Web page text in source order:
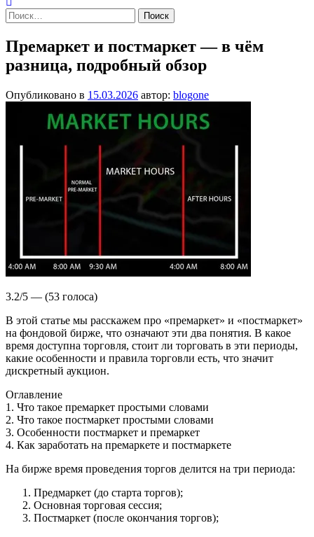
Найти:
Премаркет и постмаркет — в чём
разница, подробный обзор
Опубликовано в 15.03.2026 автор: blogone
3.2/5 — (53 голоса)
В этой статье мы расскажем про «премаркет» и «постмаркет»
на фондовой бирже, что означают эти два понятия. В какое
время доступна торговля, стоит ли торговать в эти периоды,
какие особенности и правила торговли есть, что значит
дискретный аукцион.
Оглавление
1. Что такое премаркет простыми словами
2. Что такое постмаркет простыми словами
3. Особенности постмаркет и премаркет
4. Как заработать на премаркете и постмаркете
На бирже время проведения торгов делится на три периода:
Предмаркет (до старта торгов);
Основная торговая сессия;
Постмаркет (после окончания торгов);